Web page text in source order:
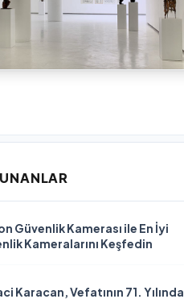
Güvenlik Kamerası ile En İyi
Kameralarını Keşfedin
Karacan, Vefatının 71. Yılında